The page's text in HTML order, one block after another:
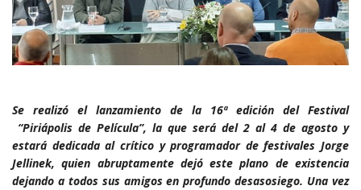
Se realizó el lanzamiento de la 16ª edición del Festival
“Piriápolis de Película”, la que será del 2 al 4 de agosto y
estará dedicada al crítico y programador de festivales Jorge
Jellinek, quien abruptamente dejó este plano de existencia
dejando a todos sus amigos en profundo desasosiego. Una vez